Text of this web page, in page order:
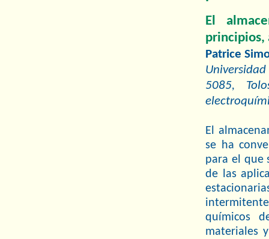
El
principios,
Patrice
5085,
El
se ha
para el que
de las
químicos
materiales